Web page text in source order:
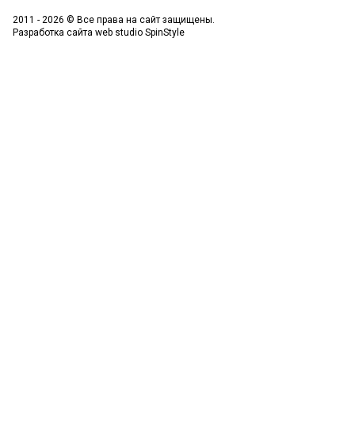
2011 - 2026 © Все права на сайт защищены.
Разработка сайта web studio SpinStyle